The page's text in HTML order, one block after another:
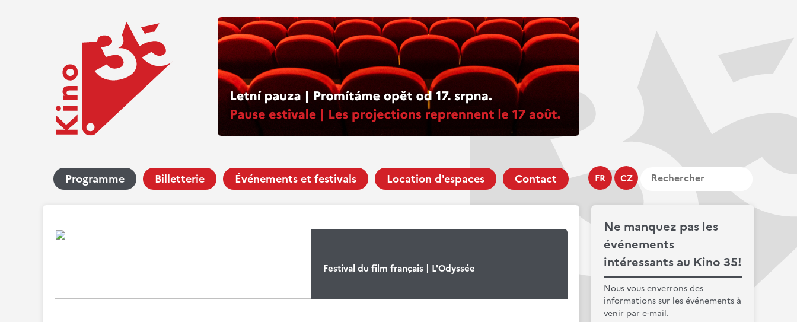
FR CZ
Programme Billetterie Événements et festivals Location d'espaces Contact
Ne manquez pas les
événements
intéressants au Kino 35!
Nous vous enverrons des
informations sur les événements à
venir par e-mail.
Festival du film français | L'Odyssée